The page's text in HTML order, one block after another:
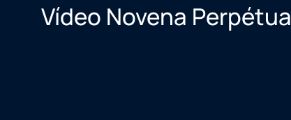
Vídeo Novena Perpétua